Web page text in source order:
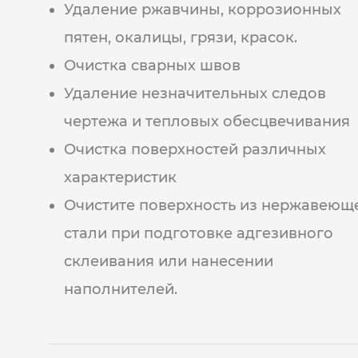
Удаление ржавчины, коррозионных
пятен, окалицы, грязи, красок.
Очистка сварных швов
Удаление незначительных следов
чертежа и тепловых обесцвечивания
Очистка поверхностей различных
характеристик
Очистите поверхность из
стали при подготовке адгезивного
склеивания или нанесении
наполнителей.